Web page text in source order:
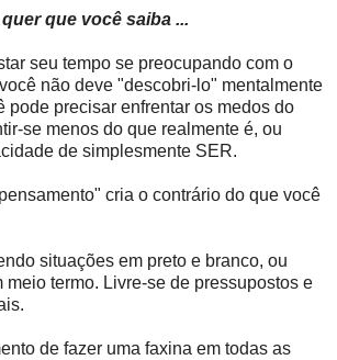
que você saiba ...
seu tempo se preocupando com o
não deve "descobri-lo" mentalmente
pode precisar enfrentar os medos do
se menos do que realmente é, ou
de simplesmente SER.
cria o contrário do que você
situações em preto e branco, ou
meio termo. Livre-se de pressupostos e
de fazer uma faxina em todas as